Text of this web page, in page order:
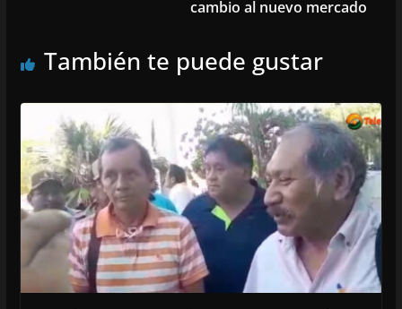
cambio al nuevo mercado
También te puede gustar